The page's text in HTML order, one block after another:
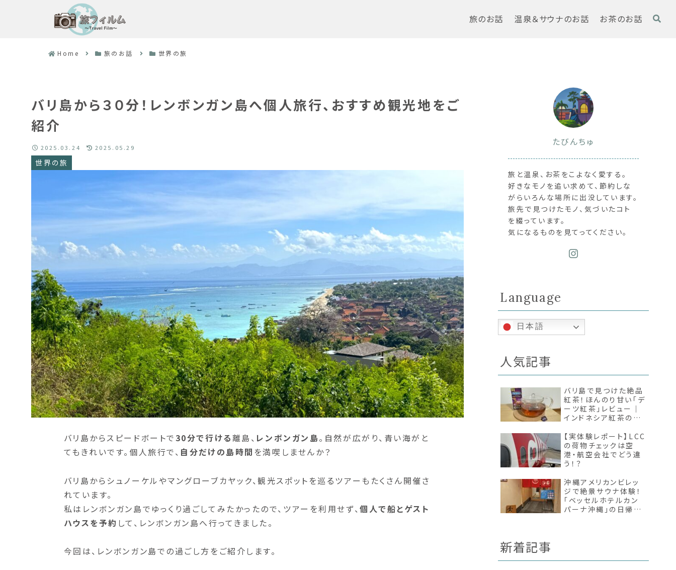
旅のお話 温泉＆サウナのお話 お茶のお話
Home 旅のお話 世界の旅
バリ島から３０分！レンボンガン島へ個人旅行、おすすめ観光地をご
紹介
世界の旅
2025.03.24 2025.05.29
バリ島からスピードボートで30分で行ける離島、 レンボンガン島。自然が広がり、青い海がと
てもきれいです。個人旅行で、 自分だけの島時間 を満喫しませんか？
バリ島からシュノーケルやマングローブカヤック、観光スポットを巡るツアーもたくさん開催さ
れています。
私はレンボンガン島でゆっくり過ごしてみたかったので、ツアーを利用せず、個人で船とゲスト
ハウスを予約 して、レンボンガン島へ行ってきました。
今回は、レンボンガン島での過ごし方をご紹介します。
たびんちゅ
旅と温泉、お茶をこよなく愛する。
好きなモノを追い求めて、節約しな
がらいろんな場所に出没しています。
旅先で見つけたモノ、気づいたコト
を綴っています。
気になるものを見てってください。
Language
日本語
人気記事
バリ島で見つけた絶品
紅茶！ほんのり甘い「デ
ーツ紅茶」レビュー｜
インドネシア紅茶の魅
【実体験レポート】LCC
の荷物チェックは空
港・航空会社でどう違
う！？
沖縄アメリカンビレッ
ジで絶景サウナ体験！
「ベッセルホテルカン
パーナ沖縄」の日帰り
新着記事